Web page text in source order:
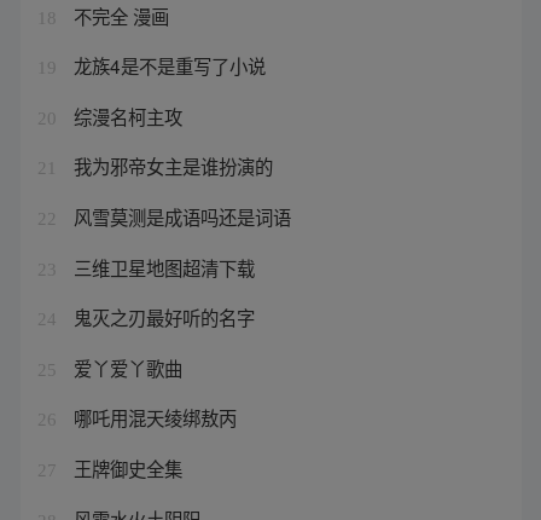
18 不完全 漫画
19 龙族4是不是重写了小说
20 综漫名柯主攻
21 我为邪帝女主是谁扮演的
22 风雪莫测是成语吗还是词语
23 三维卫星地图超清下载
24 鬼灭之刃最好听的名字
25 爱丫爱丫歌曲
26 哪吒用混天绫绑敖丙
27 王牌御史全集